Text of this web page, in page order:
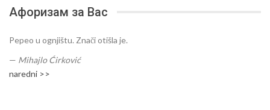
Афоризам за Вас
Pepeo u ognjištu. Znači otišla je.
— Mihajlo Ćirković
naredni >>